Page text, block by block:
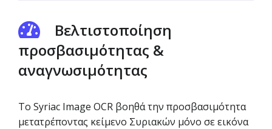
Βελτιστοποίηση
προσβασιμότητας &
αναγνωσιμότητας
Το Syriac Image OCR βοηθά την προσβασιμότητα
μετατρέποντας κείμενο Συριακών μόνο σε εικόνα